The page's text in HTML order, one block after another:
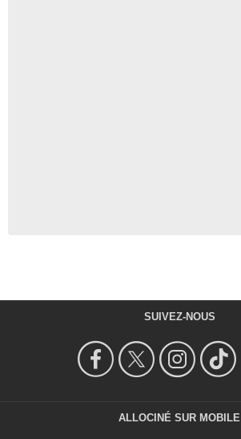
SUIVEZ-NOUS
ALLOCINÉ SUR MOBILE